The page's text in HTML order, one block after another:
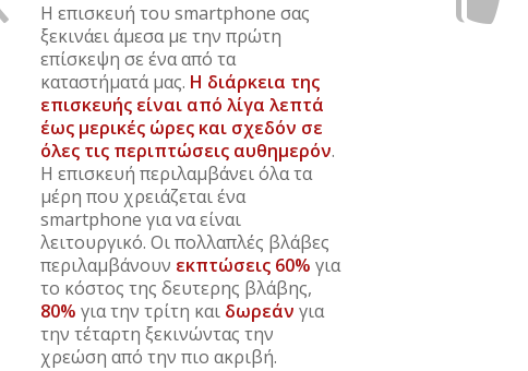
Η επισκευή του smartphone σας
ξεκινάει άμεσα με την πρώτη
επίσκεψη σε ένα από τα
καταστήματά μας. Η διάρκεια της
επισκευής είναι από λίγα λεπτά
έως μερικές ώρες και σχεδόν σε
όλες τις περιπτώσεις αυθημερόν.
Η επισκευή περιλαμβάνει όλα τα
μέρη που χρειάζεται ένα
smartphone για να είναι
λειτουργικό. Οι πολλαπλές βλάβες
περιλαμβάνουν εκπτώσεις 60% για
το κόστος της δευτερης βλάβης,
80% για την τρίτη και δωρεάν για
την τέταρτη ξεκινώντας την
χρεώση από την πιο ακριβή.